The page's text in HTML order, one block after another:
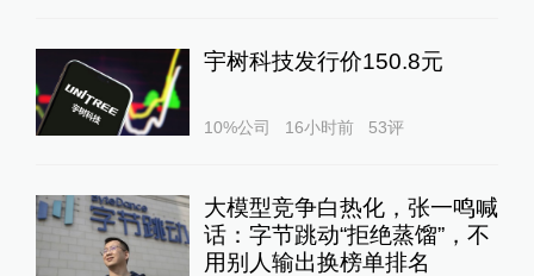
宇树科技发行价150.8元
10%公司 16小时前 53评
大模型竞争白热化，张一鸣喊
话：字节跳动“拒绝蒸馏”，不
用别人输出换榜单排名